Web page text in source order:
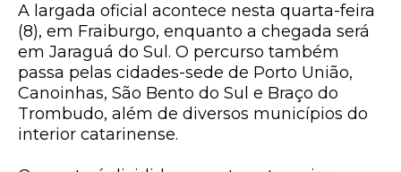
A largada oficial acontece nesta quarta-feira
(8), em Fraiburgo, enquanto a chegada será
em Jaraguá do Sul. O percurso também
passa pelas cidades-sede de Porto União,
Canoinhas, São Bento do Sul e Braço do
Trombudo, além de diversos municípios do
interior catarinense.